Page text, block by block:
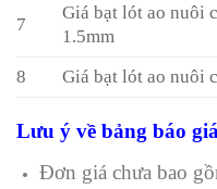
7
Giá bạt lót ao nuôi
1.5mm
8 Giá bạt lót ao nuôi
Lưu ý về bảng báo
Đơn giá chưa bao